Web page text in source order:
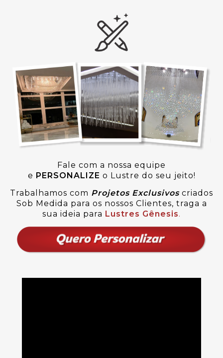
Fale com a nossa equipe
e PERSONALIZE o Lustre do seu jeito!
Trabalhamos com Projetos Exclusivoscriados
Sob Medida para os nossos Clientes, traga a
sua ideia para Lustres Gênesis.